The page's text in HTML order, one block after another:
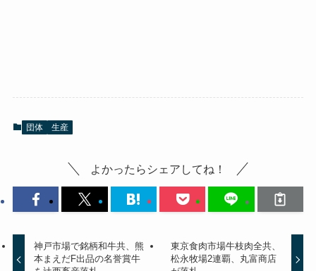
団体 生産
よかったらシェアしてね！
神戸市場で銘柄和牛共、熊
本まえだF出品の名誉賞牛
東京食肉市場牛枝肉全共、
松永牧場2連覇、丸富商店